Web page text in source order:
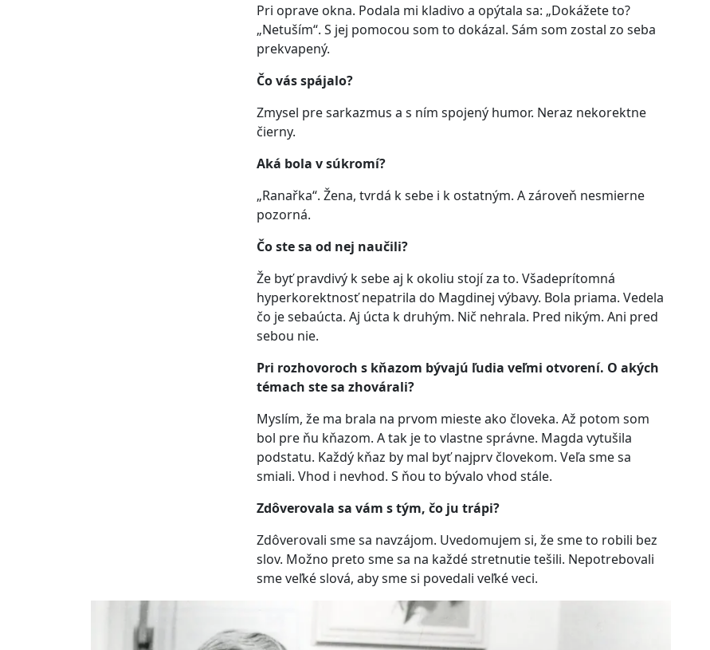
Pri oprave okna. Podala mi kladivo a opýtala sa: „Dokážete to?
„Netuším“. S jej pomocou som to dokázal. Sám som zostal zo seba
prekvapený.
Čo vás spájalo?
Zmysel pre sarkazmus a s ním spojený humor. Neraz nekorektne
čierny.
Aká bola v súkromí?
„Ranařka“. Žena, tvrdá k sebe i k ostatným. A zároveň nesmierne
pozorná.
Čo ste sa od nej naučili?
Že byť pravdivý k sebe aj k okoliu stojí za to. Všadeprítomná
hyperkorektnosť nepatrila do Magdinej výbavy. Bola priama. Vedela
čo je sebaúcta. Aj úcta k druhým. Nič nehrala. Pred nikým. Ani pred
sebou nie.
Pri rozhovoroch s kňazom bývajú ľudia veľmi otvorení. O akých
témach ste sa zhovárali?
Myslím, že ma brala na prvom mieste ako človeka. Až potom som
bol pre ňu kňazom. A tak je to vlastne správne. Magda vytušila
podstatu. Každý kňaz by mal byť najprv človekom. Veľa sme sa
smiali. Vhod i nevhod. S ňou to bývalo vhod stále.
Zdôverovala sa vám s tým, čo ju trápi?
Zdôverovali sme sa navzájom. Uvedomujem si, že sme to robili bez
slov. Možno preto sme sa na každé stretnutie tešili. Nepotrebovali
sme veľké slová, aby sme si povedali veľké veci.